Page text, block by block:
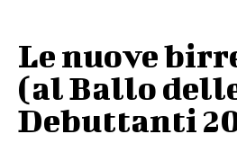
Le nuove
(al Ballo
Debuttanti